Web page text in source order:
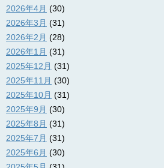
2026年4月 (30)
2026年3月 (31)
2026年2月 (28)
2026年1月 (31)
2025年12月 (31)
2025年11月 (30)
2025年10月 (31)
2025年9月 (30)
2025年8月 (31)
2025年7月 (31)
2025年6月 (30)